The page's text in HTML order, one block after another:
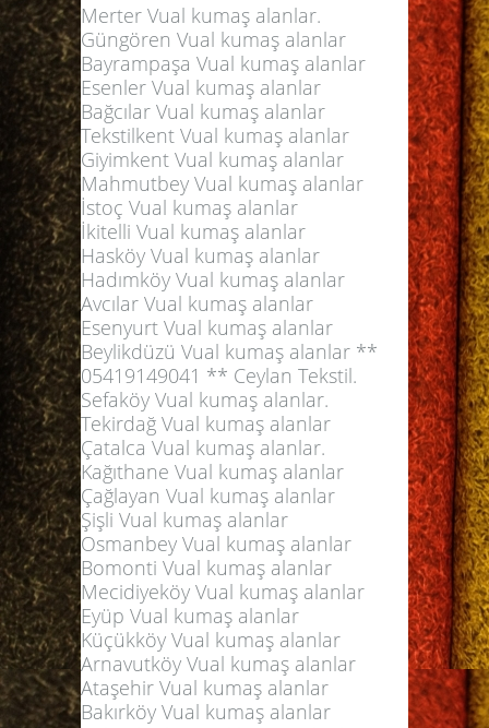
Merter Vual kumaş alanlar.
Güngören Vual kumaş alanlar
Bayrampaşa Vual kumaş alanlar
Esenler Vual kumaş alanlar
Bağcılar Vual kumaş alanlar
Tekstilkent Vual kumaş alanlar
Giyimkent Vual kumaş alanlar
Mahmutbey Vual kumaş alanlar
İstoç Vual kumaş alanlar
İkitelli Vual kumaş alanlar
Hasköy Vual kumaş alanlar
Hadımköy Vual kumaş alanlar
Avcılar Vual kumaş alanlar
Esenyurt Vual kumaş alanlar
Beylikdüzü Vual kumaş alanlar **
05419149041 ** Ceylan Tekstil.
Sefaköy Vual kumaş alanlar.
Tekirdağ Vual kumaş alanlar
Çatalca Vual kumaş alanlar.
Kağıthane Vual kumaş alanlar
Çağlayan Vual kumaş alanlar
Şişli Vual kumaş alanlar
Osmanbey Vual kumaş alanlar
Bomonti Vual kumaş alanlar
Mecidiyeköy Vual kumaş alanlar
Eyüp Vual kumaş alanlar
Küçükköy Vual kumaş alanlar
Arnavutköy Vual kumaş alanlar
Ataşehir Vual kumaş alanlar
Bakırköy Vual kumaş alanlar